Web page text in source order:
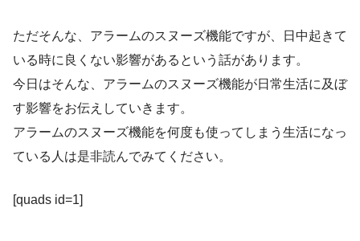
ただそんな、アラームのスヌーズ機能ですが、日中起きて
いる時に良くない影響があるという話があります。
今日はそんな、アラームのスヌーズ機能が日常生活に及ぼ
す影響をお伝えしていきます。
アラームのスヌーズ機能を何度も使ってしまう生活になっ
ている人は是非読んでみてください。
[quads id=1]